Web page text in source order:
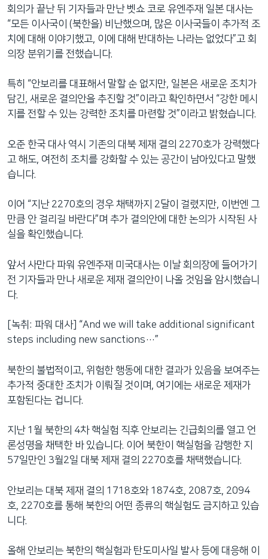
회의가 끝난 뒤 기자들과 만난 벳쇼 코로 유엔주재 일본 대사는
“모든 이사국이 (북한을) 비난했으며, 많은 이사국들이 추가적 조
치에 대해 이야기했고, 이에 대해 반대하는 나라는 없었다”고 회
의장 분위기를 전했습니다.
특히 “안보리를 대표해서 말할 순 없지만, 일본은 새로운 조치가
담긴, 새로운 결의안을 추진할 것”이라고 확인하면서 “강한 메시
지를 전할 수 있는 강력한 조치를 마련할 것”이라고 밝혔습니다.
오준 한국 대사 역시 기존의 대북 제재 결의 2270호가 강력했다
고 해도, 여전히 조치를 강화할 수 있는 공간이 남아있다고 말했
습니다.
이어 “지난 2270호의 경우 채택까지 2달이 걸렸지만, 이번엔 그
만큼 안 걸리길 바란다”며 추가 결의안에 대한 논의가 시작된 사
실을 확인했습니다.
앞서 사만다 파워 유엔주재 미국대사는 이날 회의장에 들어가기
전 기자들과 만나 새로운 제재 결의안이 나올 것임을 암시했습니
다.
[녹취: 파워 대사] “And we will take additional significant
steps including new sanctions…”
북한의 불법적이고, 위험한 행동에 대한 결과가 있음을 보여주는
추가적 중대한 조치가 이뤄질 것이며, 여기에는 새로운 제재가
포함된다는 겁니다.
지난 1월 북한의 4차 핵실험 직후 안보리는 긴급회의를 열고 언
론성명을 채택한 바 있습니다. 이어 북한이 핵실험을 감행한 지
57일만인 3월2일 대북 제재 결의 2270호를 채택했습니다.
안보리는 대북 제재 결의 1718호와 1874호, 2087호, 2094
호, 2270호를 통해 북한의 어떤 종류의 핵실험도 금지하고 있습
니다.
올해 안보리는 북한의 핵실험과 탄도미사일 발사 등에 대응해 이